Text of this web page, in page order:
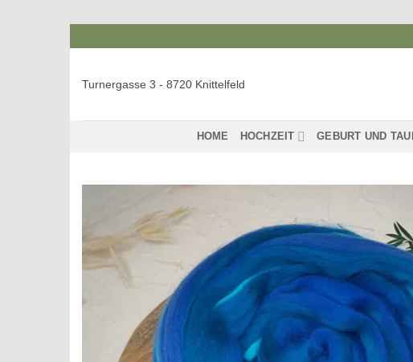
Turnergasse 3 - 8720 Knittelfeld
HOME HOCHZEIT GEBURT UND